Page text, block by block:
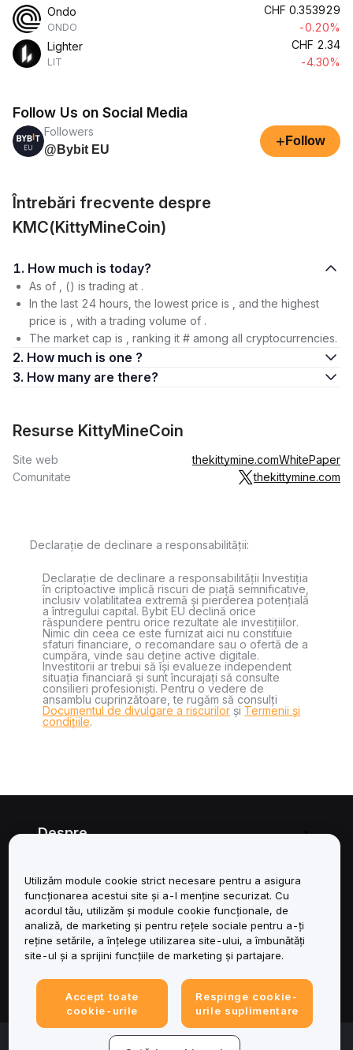
Ondo
ONDO
CHF 0.353929
-0.20%
Lighter
LIT
CHF 2.34
-4.30%
Follow Us on Social Media
Followers
@Bybit EU
+ Follow
Întrebări frecvente despre
KMC(KittyMineCoin)
1. How much is today?
As of , () is trading at .
In the last 24 hours, the lowest price is , and the highest
price is , with a trading volume of .
The market cap is , ranking it # among all cryptocurrencies.
2. How much is one ?
3. How many are there?
Resurse KittyMineCoin
Site web thekittymine.comWhitePaper
Comunitate
thekittymine.com
Declarație de declinare a responsabilității:
Declarație de declinare a responsabilității Investiția
în criptoactive implică riscuri de piață semnificative,
inclusiv volatilitatea extremă și pierderea potențială
a întregului capital. Bybit EU declină orice
răspundere pentru orice rezultate ale investițiilor.
Nimic din ceea ce este furnizat aici nu constituie
sfaturi financiare, o recomandare sau o ofertă de a
cumpăra, vinde sau deține active digitale.
Investitorii ar trebui să își evalueze independent
situația financiară și sunt încurajați să consulte
consilieri profesioniști. Pentru o vedere de
ansamblu cuprinzătoare, te rugăm să consulți
Documentul de divulgare a riscurilor și Termenii și
condițiile.
Despre
Asistență
Produse
Juridic
© 2025-2026 Bybit.eu. All rights reserved.
Utilizăm module cookie strict necesare pentru a asigura
funcționarea acestui site și a-l menține securizat. Cu
acordul tău, utilizăm și module cookie funcționale, de
analiză, de marketing și pentru rețele sociale pentru a-ți
reține setările, a înțelege utilizarea site-ului, a îmbunătăți
site-ul și a sprijini funcțiile de marketing și partajare.
Accept toate
cookie-urile
Respinge cookie-
urile suplimentare